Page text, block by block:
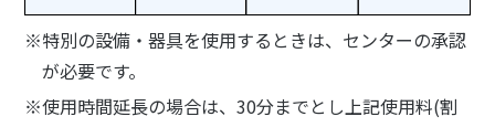
※特別の設備・器具を使用するときは、センターの承認
が必要です。
※使用時間延長の場合は、30分までとし上記使用料(割